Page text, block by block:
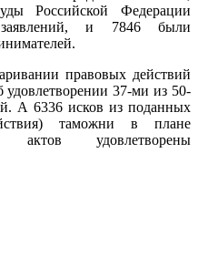
Российской Федерации
и 7846 были
правовых действий
удовлетворении 37-ми из 50-
А 6336 исков из поданных
таможни в плане
актов удовлетворены